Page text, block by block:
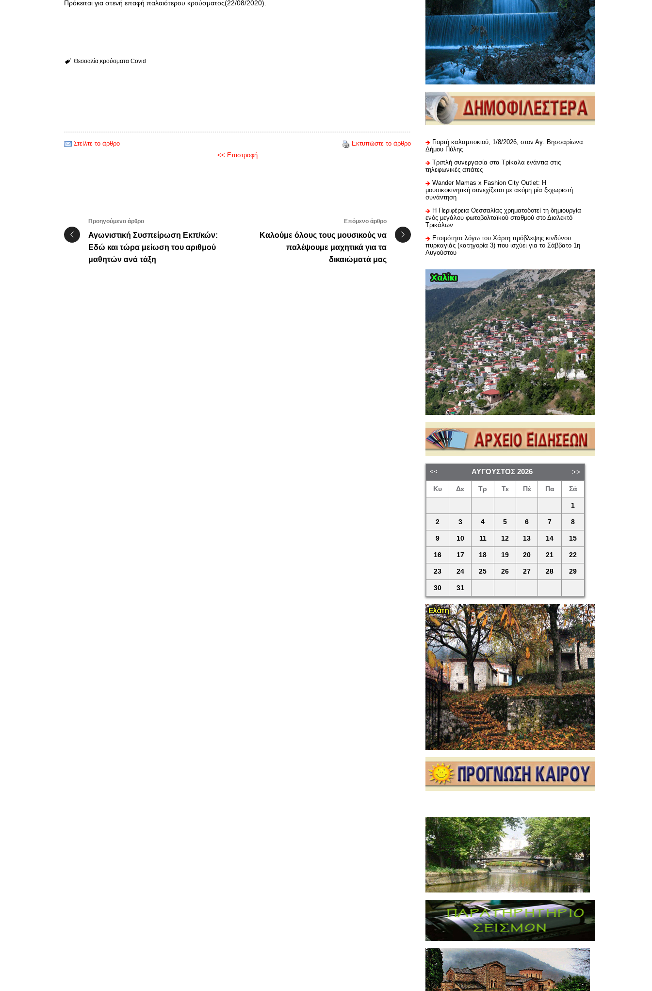
Πρόκειται για στενή επαφή παλαιότερου κρούσματος(22/08/2020).
Θεσσαλία κρούσματα Covid
Στείλτε το άρθρο
Εκτυπώστε το άρθρο
<< Επιστροφή
Προηγούμενο άρθρο
Αγωνιστική Συσπείρωση Εκπ/κών:
Εδώ και τώρα μείωση του αριθμού
μαθητών ανά τάξη
Επόμενο άρθρο
Καλούμε όλους τους μουσικούς να
παλέψουμε μαχητικά για τα
δικαιώματά μας
Γιορτή καλαμποκιού, 1/8/2026, στον Αγ. Βησσαρίωνα
Δήμου Πύλης
Τριπλή συνεργασία στα Τρίκαλα ενάντια στις
τηλεφωνικές απάτες
Wander Mamas x Fashion City Outlet: Η
μουσικοκινητική συνεχίζεται με ακόμη μία ξεχωριστή
συνάντηση
H Περιφέρεια Θεσσαλίας χρηματοδοτεί τη δημιουργία
ενός μεγάλου φωτοβολταϊκού σταθμού στο Διαλεκτό
Τρικάλων
Ετοιμότητα λόγω του Χάρτη πρόβλεψης κινδύνου
πυρκαγιάς (κατηγορία 3) που ισχύει για το Σάββατο 1η
Αυγούστου
ΑΎΓΟΥΣΤΟΣ 2026
Κυ Δε Τρ Τε Πέ Πα Σά
1
2 3 4 5 6 7 8
9 10 11 12 13 14 15
16 17 18 19 20 21 22
23 24 25 26 27 28 29
30 31